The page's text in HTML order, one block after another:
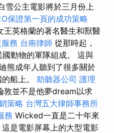
雪公主電影將於三月份上
保證第一頁的成功策略
王英格蘭的著名醫生和獸醫
務 台南律師 從那時起，
動物的軍隊組成。 這與
熊成年人聽到了很多關於
船上。 助聽器公司 護理
敦並不是他夢dream以求
策略 台灣五大律師事務所
務 Wicked一直是二十年來
是電影屏幕上的大型電影